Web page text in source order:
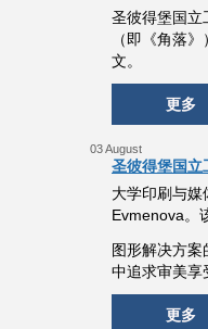
圣彼得堡国立
（即《角落
文。
更多
03 August
圣彼得堡国立
大学印刷与
Evmenova。
图形解决方案
中追求审美享
更多